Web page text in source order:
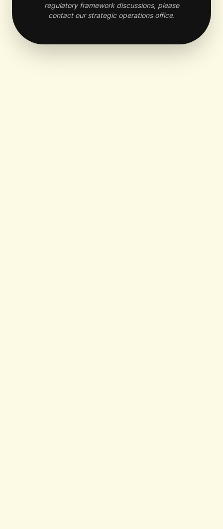
regulatory framework discussions, please
contact our strategic operations office.